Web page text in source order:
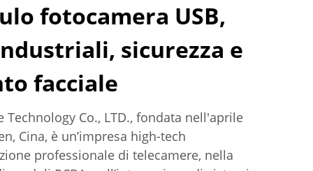
fotocamera USB,
sicurezza e
facciale
Technology Co., LTD., fondata nell'aprile
Cina, è un’impresa high-tech
professionale di telecamere, nella